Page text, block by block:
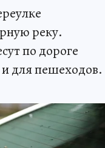
реку.
по дороге
и для пешеходов.